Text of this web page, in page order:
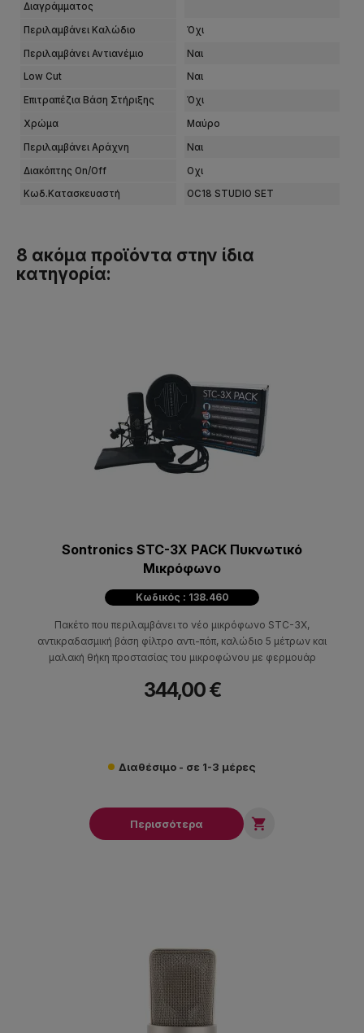
Διαγράμματος
Περιλαμβάνει Καλώδιο Όχι
Περιλαμβάνει Αντιανέμιο Ναι
Low Cut Ναι
Επιτραπέζια Βάση Στήριξης Όχι
Χρώμα Μαύρο
Περιλαμβάνει Αράχνη Ναι
Διακόπτης On/off Οχι
Κωδ.Κατασκευαστή OC18 STUDIO SET
8 ακόμα προϊόντα στην ίδια
κατηγορία:
Sontronics STC-3X PACK Πυκνωτικό
Μικρόφωνο
Κωδικός : 138.460
Πακέτο που περιλαμβάνει το νέο μικρόφωνο STC-3X,
αντικραδασμική βάση φίλτρο αντι-πόπ, καλώδιο 5 μέτρων και
μαλακή θήκη προστασίας του μικροφώνου με φερμουάρ
344,00 €
Διαθέσιμο - σε 1-3 μέρες
Περισσότερα 